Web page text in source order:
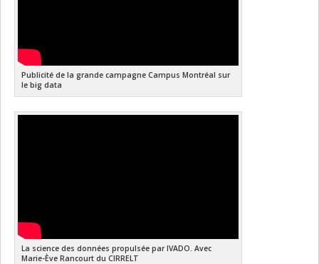
Publicité de la grande campagne Campus Montréal sur
le big data
La science des données propulsée par IVADO. Avec
Marie-Ève Rancourt du CIRRELT